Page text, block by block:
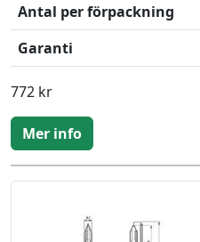
Antal per förpackning
Garanti
772 kr
Mer info